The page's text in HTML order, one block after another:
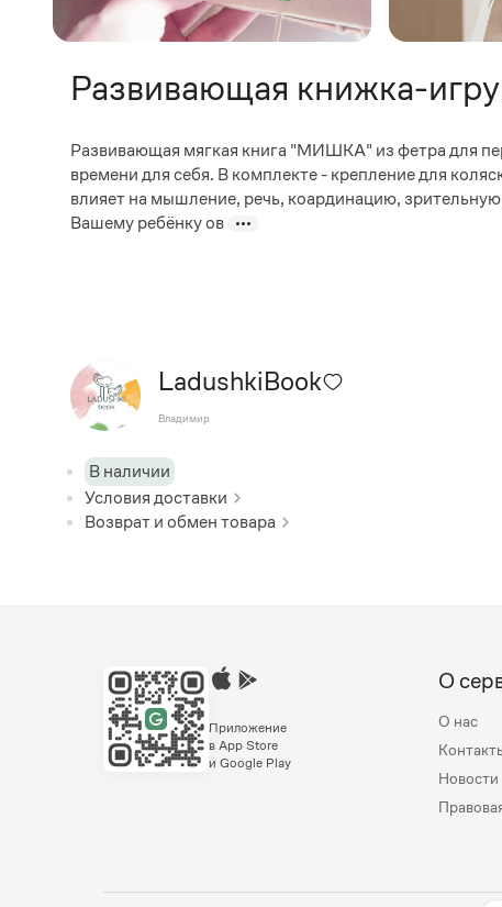
Развивающая книжка-
Развивающая мягкая книга "МИШКА" из фетра для
времени для себя. В комплекте - крепление для
влияет на мышление, речь, коардинацию,
Вашему ребёнку ов
LadushkiBook
Владимир
В наличии
Условия доставки
Возврат и обмен товара
Приложение
в App Store
и Google Play
О
О нас
Новости